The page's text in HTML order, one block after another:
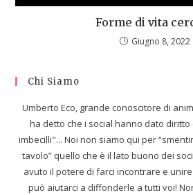
Forme di vita
Giugno 8, 2022
Chi Siamo
Umberto Eco, grande conoscitore di
ha detto che i social hanno dato
imbecilli"... Noi non siamo qui per
tavolo” quello che è il lato buono dei
avuto il potere di farci incontrare e
può aiutarci a diffonderle a tutti voi!